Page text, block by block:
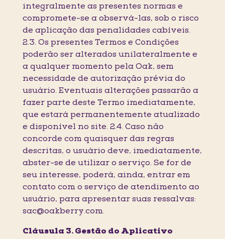
integralmente as presentes normas e
compromete-se a observá-las, sob o risco
de aplicação das penalidades cabíveis.
2.3. Os presentes Termos e Condições
poderão ser alterados unilateralmente e
a qualquer momento pela Oak, sem
necessidade de autorização prévia do
usuário. Eventuais alterações passarão a
fazer parte deste Termo imediatamente,
que estará permanentemente atualizado
e disponível no site. 2.4. Caso não
concorde com quaisquer das regras
descritas, o usuário deve, imediatamente,
abster-se de utilizar o serviço. Se for de
seu interesse, poderá, ainda, entrar em
contato com o serviço de atendimento ao
usuário, para apresentar suas ressalvas:
sac@oakberry.com.
Cláusula 3. Gestão do Aplicativo